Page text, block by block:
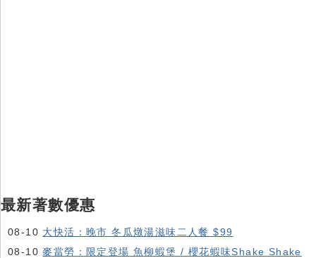
最新著數優惠
08-10 大快活：晚市 冬瓜燉湯滋味二人餐 $99
08-10麥當勞：限定登場 魚柳蝦堡 / 櫻花蝦味Shake Shake